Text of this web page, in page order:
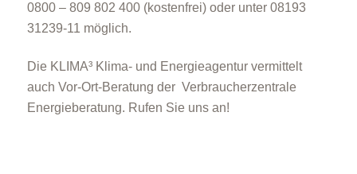
0800 – 809 802 400 (kostenfrei) oder unter 08193
31239-11 möglich.
Die KLIMA³ Klima- und Energieagentur vermittelt
auch Vor-Ort-Beratung der Verbraucherzentrale
Energieberatung. Rufen Sie uns an!